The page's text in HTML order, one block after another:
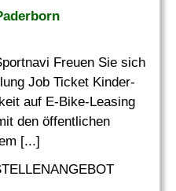
Freuen Sie sich
Job Ticket Kinder-
auf E-Bike-Leasing
den öffentlichen
[...]